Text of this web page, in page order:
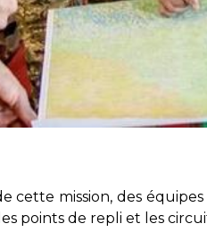
cette mission, des
points de repli et les